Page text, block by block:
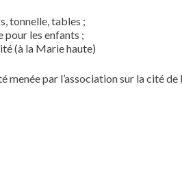
tonnelle, tables ;
pour les enfants ;
(à la Marie haute)
par l’association sur la cité